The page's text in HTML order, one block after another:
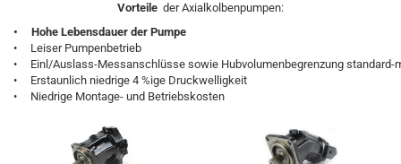
Vorteile der Axialkolbenpumpen:
• Hohe Lebensdauer der Pumpe
• Leiser Pumpenbetrieb
• Einl/Auslass-Messanschlüsse sowie Hubvolumenbegrenzung
• Erstaunlich niedrige 4 %ige Druckwelligkeit
• Niedrige Montage- und Betriebskosten